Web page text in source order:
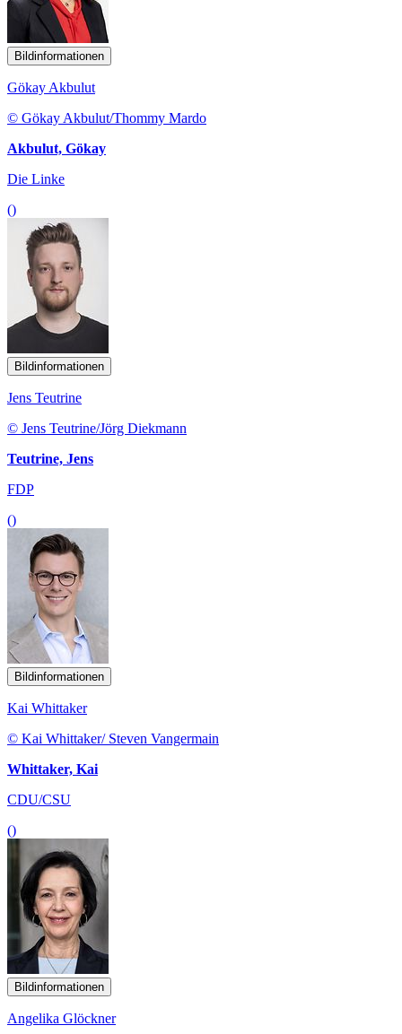
Bildinformationen
Gökay Akbulut
© Gökay Akbulut/Thommy Mardo
Akbulut, Gökay
Die Linke
()
Bildinformationen
Jens Teutrine
© Jens Teutrine/Jörg Diekmann
Teutrine, Jens
FDP
()
Bildinformationen
Kai Whittaker
© Kai Whittaker/ Steven Vangermain
Whittaker, Kai
CDU/CSU
()
Bildinformationen
Angelika Glöckner